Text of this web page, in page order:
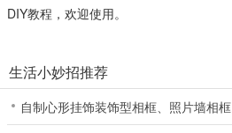
DIY教程，欢迎使用。
生活小妙招推荐
自制心形挂饰装饰型相框、照片墙相框